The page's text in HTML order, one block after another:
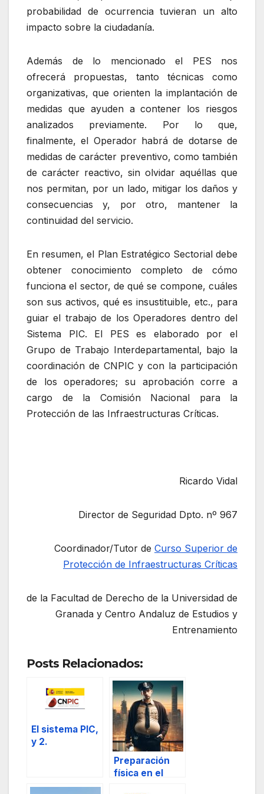
probabilidad de ocurrencia tuvieran un alto
impacto sobre la ciudadanía.
Además de lo mencionado el PES nos
ofrecerá propuestas, tanto técnicas como
organizativas, que orienten la implantación de
medidas que ayuden a contener los riesgos
analizados previamente. Por lo que,
finalmente, el Operador habrá de dotarse de
medidas de carácter preventivo, como también
de carácter reactivo, sin olvidar aquéllas que
nos permitan, por un lado, mitigar los daños y
consecuencias y, por otro, mantener la
continuidad del servicio.
En resumen, el Plan Estratégico Sectorial debe
obtener conocimiento completo de cómo
funciona el sector, de qué se compone, cuáles
son sus activos, qué es insustituible, etc., para
guiar el trabajo de los Operadores dentro del
Sistema PIC. El PES es elaborado por el
Grupo de Trabajo Interdepartamental, bajo la
coordinación de CNPIC y con la participación
de los operadores; su aprobación corre a
cargo de la Comisión Nacional para la
Protección de las Infraestructuras Críticas.
Ricardo Vidal
Director de Seguridad Dpto. nº 967
Coordinador/Tutor de Curso Superior de
Protección de Infraestructuras Críticas
de la Facultad de Derecho de la Universidad de
Granada y Centro Andaluz de Estudios y
Entrenamiento
Posts Relacionados:
El sistema PIC,
y 2.
Preparación
física en el